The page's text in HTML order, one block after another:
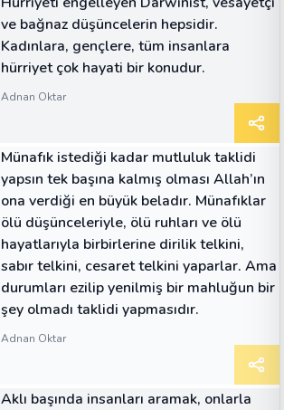
ve bağnaz düşüncelerin hepsidir.
Kadınlara, gençlere, tüm insanlara
hürriyet çok hayati bir konudur.
Adnan Oktar
Münafık istediği kadar mutluluk taklidi
yapsın tek başına kalmış olması Allah’ın
ona verdiği en büyük beladır. Münafıklar
ölü düşünceleriyle, ölü ruhları ve ölü
hayatlarıyla birbirlerine dirilik telkini,
sabır telkini, cesaret telkini yaparlar. Ama
durumları ezilip yenilmiş bir mahluğun bir
şey olmadı taklidi yapmasıdır.
Adnan Oktar
Aklı başında insanları aramak, onlarla